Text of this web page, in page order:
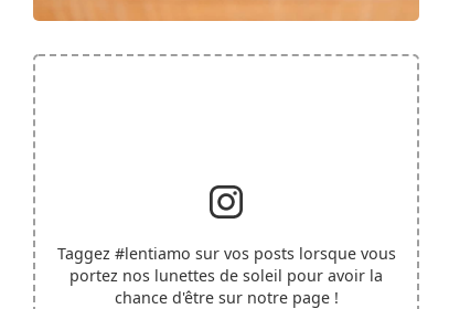
Taggez #lentiamo sur vos posts lorsque vous
portez nos lunettes de soleil pour avoir la
chance d'être sur notre page !